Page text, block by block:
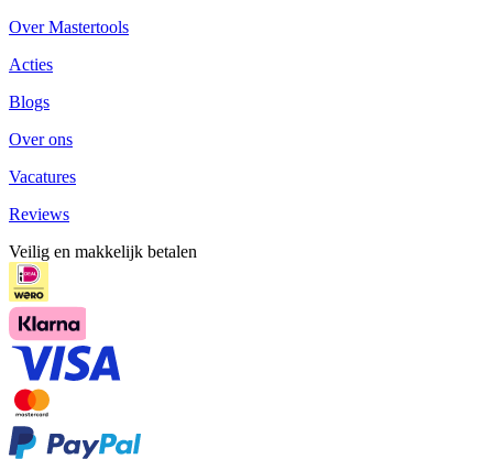
Over Mastertools
Acties
Blogs
Over ons
Vacatures
Reviews
Veilig en makkelijk betalen